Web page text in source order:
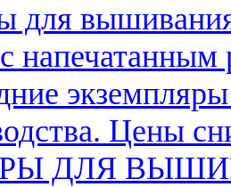
для
напечатанным
Цены
ДЛЯ